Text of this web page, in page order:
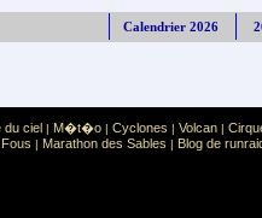
Calendrier 2026
: Sports extr�mes
du ciel | M�t�o | Cyclones | Volcan |
| Marathon des Sables | Blog de